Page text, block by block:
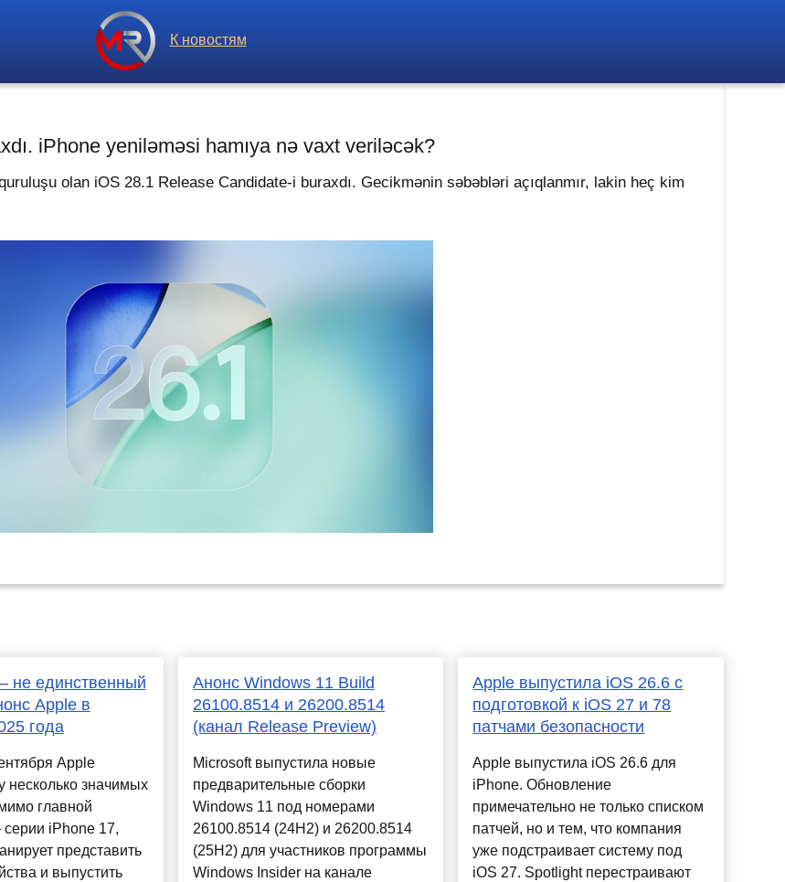
К новостям
iPhone yeniləməsi hamıya nə vaxt veriləcək?
olan iOS 28.1 Release Candidate-i buraxdı. Gecikmənin səbəbləri açıqlanmır, lakin heç kim
не единственный
Apple в
года
Apple
несколько значимых
главной
iPhone 17,
представить
и выпустить
Анонс Windows 11 Build
26100.8514 и 26200.8514
(канал Release Preview)
Microsoft выпустила новые
предварительные сборки
Windows 11 под номерами
26100.8514 (24H2) и 26200.8514
(25H2) для участников программы
Windows Insider на канале
Apple выпустила iOS 26.6 с
подготовкой к iOS 27 и 78
патчами безопасности
Apple выпустила iOS 26.6 для
iPhone. Обновление
примечательно не только списком
патчей, но и тем, что компания
уже подстраивает систему под
iOS 27. Spotlight перестраивают